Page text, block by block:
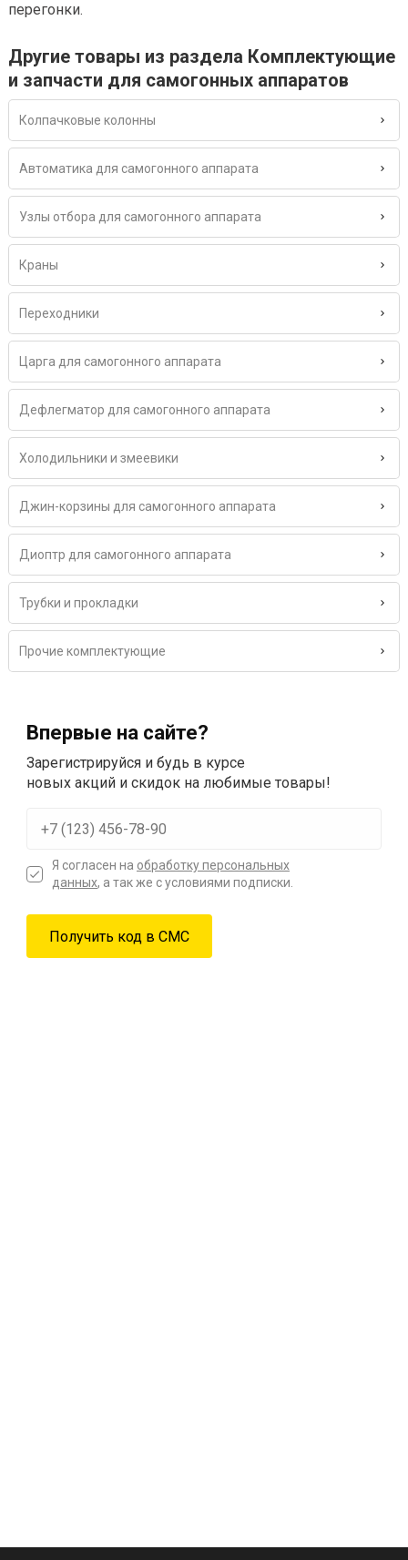
перегонки.
Другие товары из раздела Комплектующие
и запчасти для самогонных аппаратов
Колпачковые колонны
Автоматика для самогонного аппарата
Узлы отбора для самогонного аппарата
Краны
Переходники
Царга для самогонного аппарата
Дефлегматор для самогонного аппарата
Холодильники и змеевики
Джин-корзины для самогонного аппарата
Диоптр для самогонного аппарата
Трубки и прокладки
Прочие комплектующие
Впервые на сайте?
Зарегистрируйся и будь в курсе
новых акций и скидок на любимые товары!
Я согласен на обработку персональных
данных, а так же с условиями подписки.